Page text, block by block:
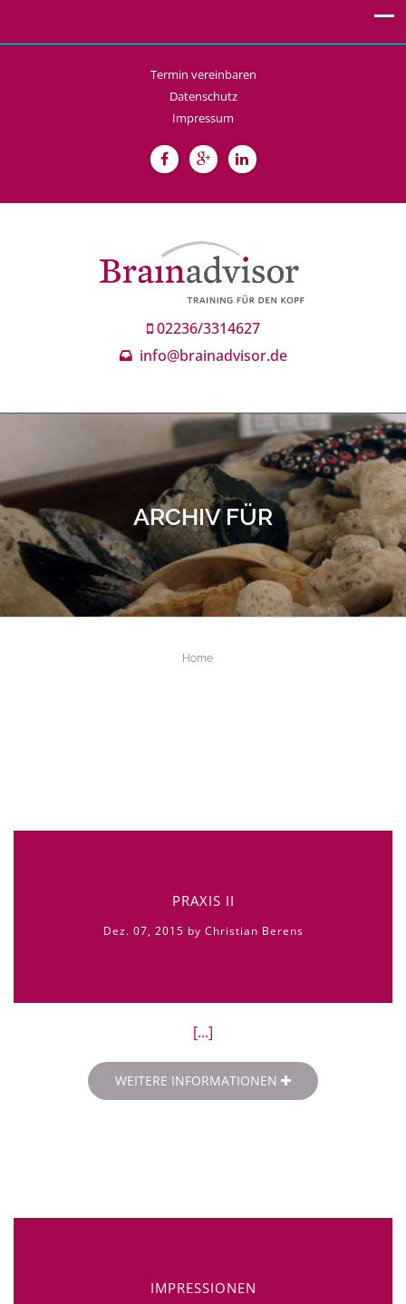
Termin vereinbaren
Datenschutz
Impressum
ALL FIELDS ARE REQUIRED.
Close Appointment form
02236/3314627
info@brainadvisor.de
ARCHIV FÜR
Home
PRAXIS II
Dez. 07, 2015 by Christian Berens
[...]
WEITERE INFORMATIONEN
IMPRESSIONEN